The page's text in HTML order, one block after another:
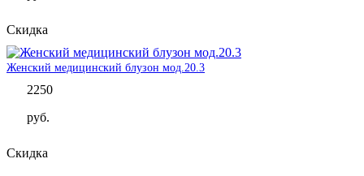
Скидка
Женский медицинский блузон мод.20.3
2250
руб.
Скидка